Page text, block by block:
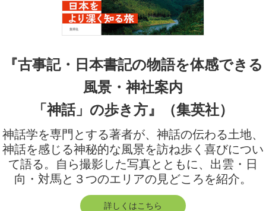
『古事記・日本書記の物語を体感できる
風景・神社案内
「神話」の歩き方』（集英社）
神話学を専門とする著者が、神話の伝わる土地、
神話を感じる神秘的な風景を訪ね歩く喜びについ
て語る。自ら撮影した写真とともに、出雲・日
向・対馬と３つのエリアの見どころを紹介。
詳しくはこちら